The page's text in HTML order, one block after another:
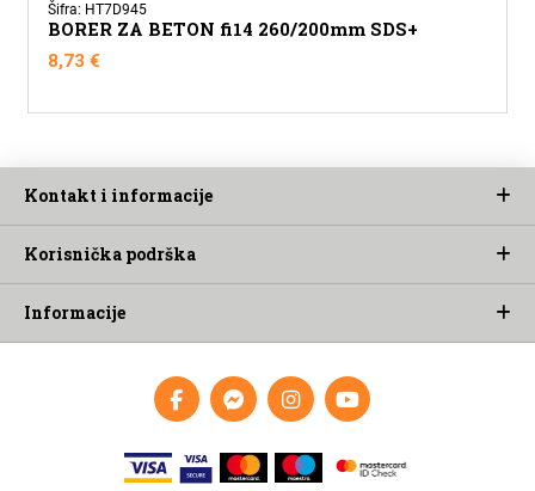
Šifra: HT7D945
BORER ZA BETON fi14 260/200mm SDS+
8,73€
Kontakt i informacije
Korisnička podrška
Informacije